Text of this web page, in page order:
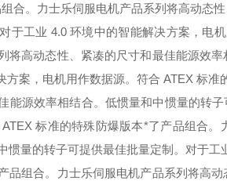
合。 力士乐伺服电机产品系列将高动态
于工业 4.0 环境中的智能解决方案，电
将高动态性、紧凑的尺寸和最佳能源效
方案，电机用作数据源。符合 ATEX 标准
能源效率相结合。低惯量和中惯量的转
标准的特殊防爆版本*了产品组合。
惯量的转子可提供最佳批量定制。对于
品组合。 力士乐伺服电机产品系列将高